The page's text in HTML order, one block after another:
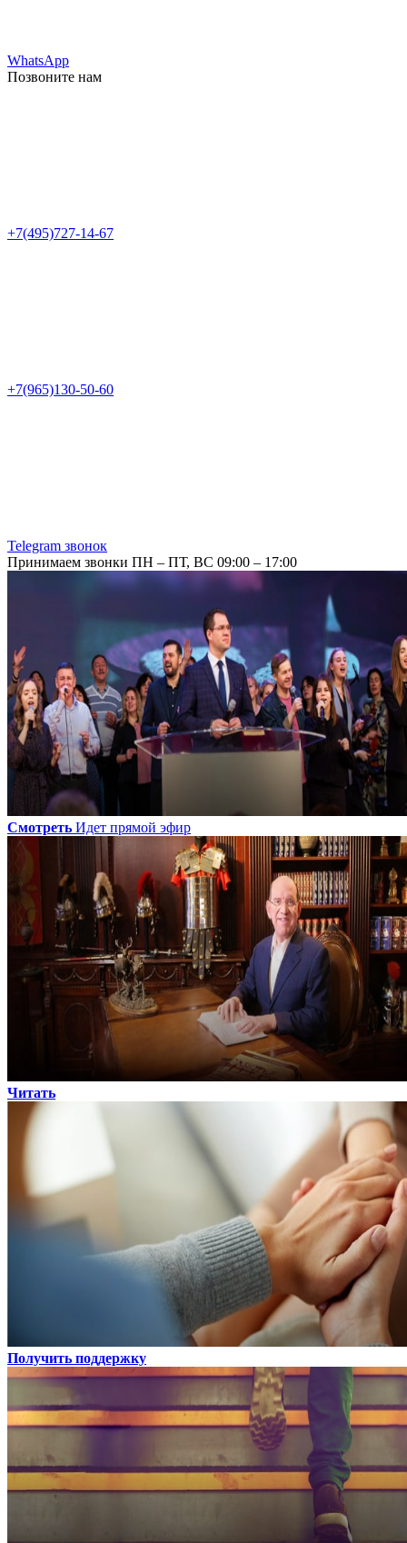
WhatsApp
Позвоните нам
+7(495)727-14-67
+7(965)130-50-60
Telegram звонок
Принимаем звонки ПН – ПТ, ВС 09:00 – 17:00
Смотреть Идет прямой эфир
Читать
Получить поддержку